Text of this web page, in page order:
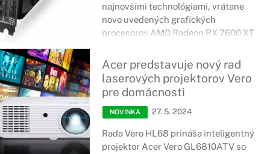
najnovšími technológiami, vrátane
novo uvedených grafických
procesorov AMD Radeon RX 7600 XT
spoločnosti Acer
Acer predstavuje nový rad
laserových projektorov Vero
pre domácnosti
NOVINKA 27. 5. 2024
Rada Vero HL68 prináša inteligentný
projektor Acer Vero GL6810ATV so